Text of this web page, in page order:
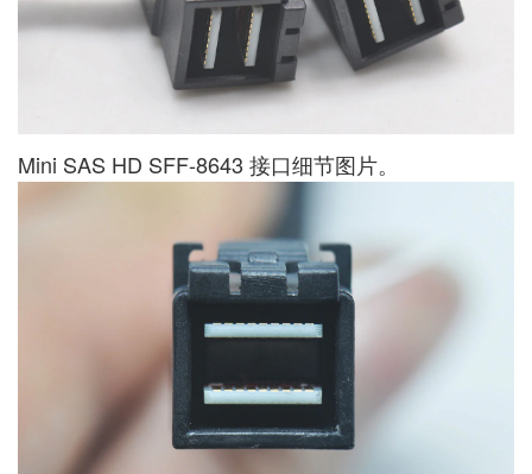
Mini SAS HD SFF-8643 接口细节图片。